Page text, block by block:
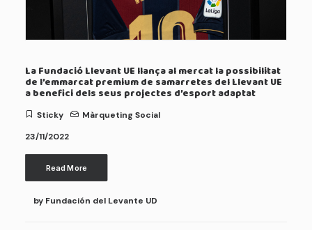
La Fundació Llevant UE llança al mercat la possibilitat
de l’emmarcat premium de samarretes del Llevant UE
a benefici dels seus projectes d’esport adaptat
Sticky
Màrqueting Social
23/11/2022
Read More
by Fundación del Levante UD